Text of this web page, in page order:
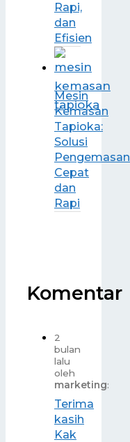
Rapi,
dan
Efisien
Mesin
Kemasan
Tapioka:
Solusi
Pengemasan
Cepat
dan
Rapi
Komentar
2
bulan
lalu
oleh
marketing:
Terima
kasih
Kak